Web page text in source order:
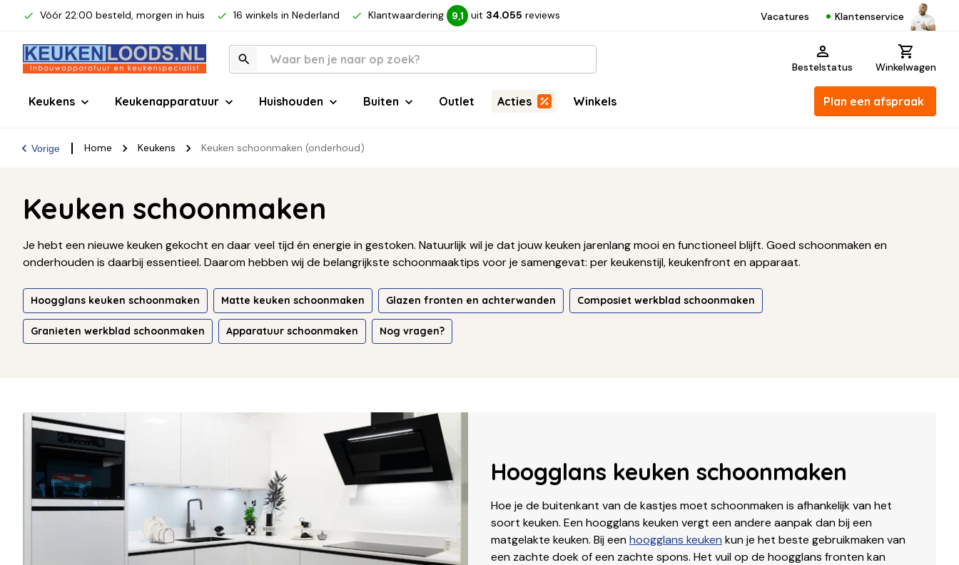
Vóór 22:00 besteld, morgen in huis 16 winkels in Nederland Klantwaardering 9,1 uit 34.055 reviews Vacatures Klantenservice
Bestelstatus Winkelwagen
Keukens Keukenapparatuur Huishouden Buiten Outlet Acties Winkels Plan een afspraak
Vorige Home Keukens Keuken schoonmaken (onderhoud)
Keuken schoonmaken
Je hebt een nieuwe keuken gekocht en daar veel tijd én energie in gestoken. Natuurlijk wil je dat jouw keuken jarenlang mooi en functioneel blijft. Goed schoonmaken en
onderhouden is daarbij essentieel. Daarom hebben wij de belangrijkste schoonmaaktips voor je samengevat: per keukenstijl, keukenfront en apparaat.
Hoogglans keuken schoonmaken Matte keuken schoonmaken Glazen fronten en achterwanden Composiet werkblad schoonmaken
Granieten werkblad schoonmaken Apparatuur schoonmaken Nog vragen?
Hoogglans keuken schoonmaken
Hoe je de buitenkant van de kastjes moet schoonmaken is afhankelijk van het
soort keuken. Een hoogglans keuken vergt een andere aanpak dan bij een
matgelakte keuken. Bij eenhoogglans keuken kun je het beste gebruikmaken van
een zachte doek of een zachte spons. Het vuil op de hoogglans fronten kan